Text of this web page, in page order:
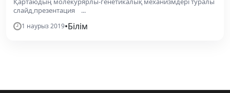
слайд,презентация ...
1 наурыз 2019•Білім